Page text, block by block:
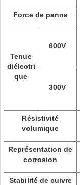
Force de panne
Tenue
diélectri
que
600V
300V
Résistivité
volumique
Représentation de
corrosion
Stabilité de cuivre